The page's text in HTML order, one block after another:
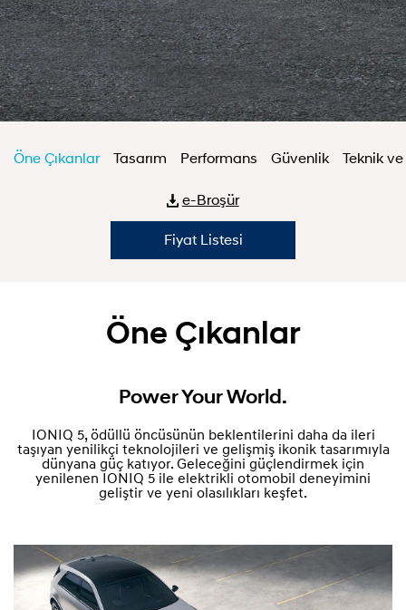
Öne Çıkanlar Tasarım Performans Güvenlik Teknik
e-Broşür
Fiyat Listesi
Öne Çıkanlar
Power Your World.
IONIQ 5, ödüllü öncüsünün beklentilerini daha da ileri
taşıyan yenilikçi teknolojileri ve gelişmiş ikonik tasarımıyla
dünyana güç katıyor. Geleceğini güçlendirmek için
yenilenen IONIQ 5 ile elektrikli otomobil deneyimini
geliştir ve yeni olasılıkları keşfet.